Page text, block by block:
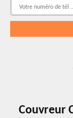
Couvreur